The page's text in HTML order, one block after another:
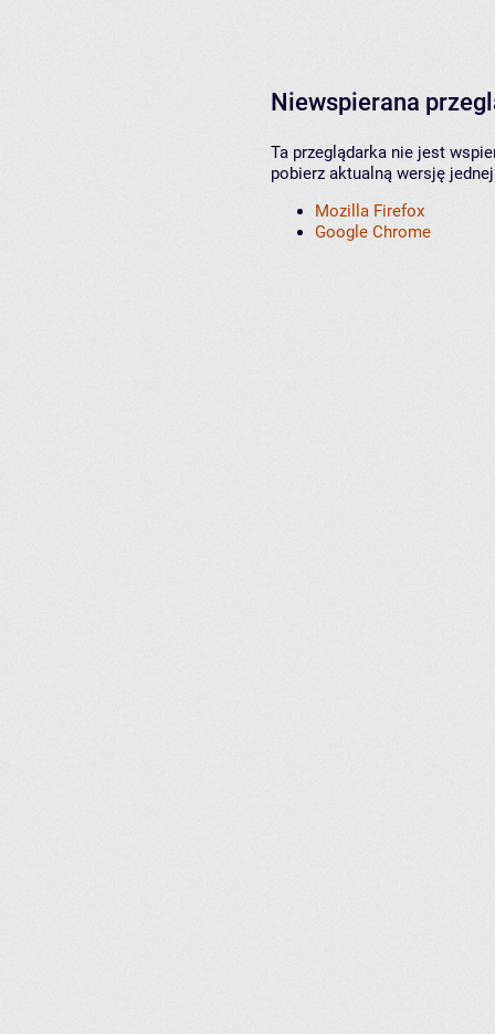
Niewspierana
Ta przeglądarka nie jest
pobierz aktualną wersję
Mozilla Firefox
Google Chrome